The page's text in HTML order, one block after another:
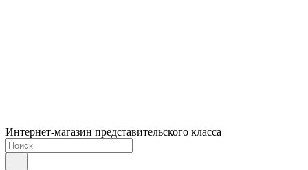
Интернет-магазин представительского класса